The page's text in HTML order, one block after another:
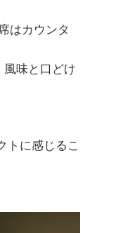
はカウンタ
風味と口どけ
トに感じるこ